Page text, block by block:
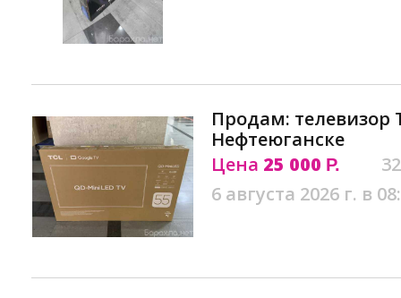
Продам: телевизор
Нефтеюганске
Цена 25 000 Р.
6 августа 2026 г. в